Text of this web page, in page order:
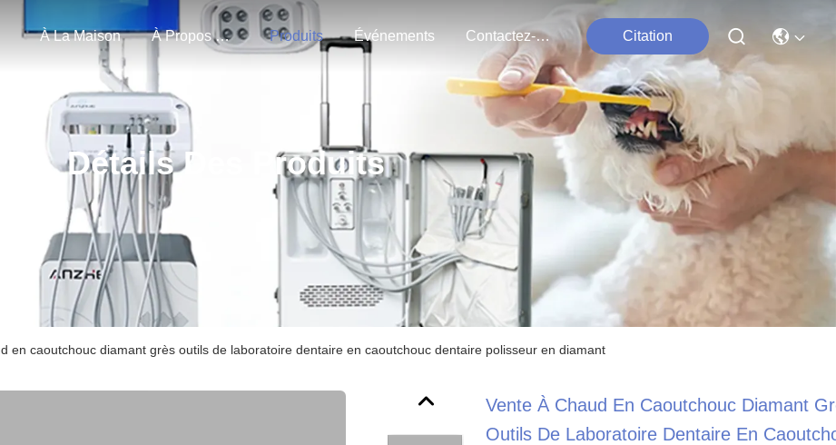
À La Maison À Propos De Nous Produits Événements Contactez-Nous Citation
Détails Des Produits
en caoutchouc diamant grès outils de laboratoire dentaire en caoutchouc dentaire polisseur en diamant
Vente À Chaud En Caoutchouc Diamant
Outils De Laboratoire Dentaire En